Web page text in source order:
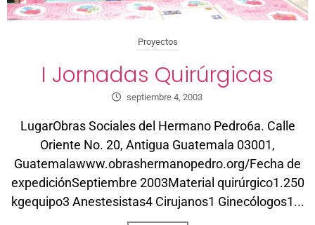
Proyectos
I Jornadas Quirúrgicas
septiembre 4, 2003
LugarObras Sociales del Hermano Pedro6a. Calle
Oriente No. 20, Antigua Guatemala 03001,
Guatemalawww.obrashermanopedro.org/Fecha de
expediciónSeptiembre 2003Material quirúrgico1.250
kgequipo3 Anestesistas4 Cirujanos1 Ginecólogos1...